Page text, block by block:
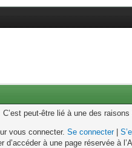
peut-être lié à une des
vous connecter.Se connecter|
à une page réservée à